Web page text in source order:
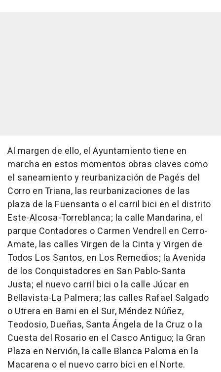
Al margen de ello, el Ayuntamiento tiene en
marcha en estos momentos obras claves como
el saneamiento y reurbanización de Pagés del
Corro en Triana, las reurbanizaciones de las
plaza de la Fuensanta o el carril bici en el distrito
Este-Alcosa-Torreblanca; la calle Mandarina, el
parque Contadores o Carmen Vendrell en Cerro-
Amate, las calles Virgen de la Cinta y Virgen de
Todos Los Santos, en Los Remedios; la Avenida
de los Conquistadores en San Pablo-Santa
Justa; el nuevo carril bici o la calle Júcar en
Bellavista-La Palmera; las calles Rafael Salgado
o Utrera en Bami en el Sur, Méndez Núñez,
Teodosio, Dueñas, Santa Ángela de la Cruz o la
Cuesta del Rosario en el Casco Antiguo; la Gran
Plaza en Nervión, la calle Blanca Paloma en la
Macarena o el nuevo carro bici en el Norte.